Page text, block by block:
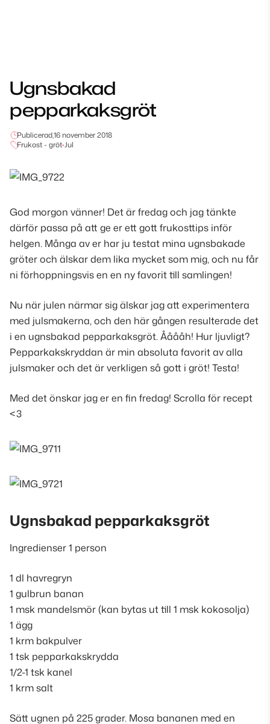
Ugnsbakad
pepparkaksgröt
Publicerad,16 november 2018
Frukost - gröt•Jul
God morgon vänner! Det är fredag och jag tänkte
därför passa på att ge er ett gott frukosttips inför
helgen. Många av er har ju testat mina ugnsbakade
gröter och älskar dem lika mycket som mig, och nu får
ni förhoppningsvis en en ny favorit till samlingen!
Nu när julen närmar sig älskar jag att experimentera
med julsmakerna, och den här gången resulterade det
i en ugnsbakad pepparkaksgröt. Ååååh! Hur ljuvligt?
Pepparkakskryddan är min absoluta favorit av alla
julsmaker och det är verkligen så gott i gröt! Testa!
Med det önskar jag er en fin fredag! Scrolla för recept
<3
Ugnsbakad pepparkaksgröt
Ingredienser 1 person
1 dl havregryn
1 gulbrun banan
1 msk mandelsmör (kan bytas ut till 1 msk kokosolja)
1 ägg
1 krm bakpulver
1 tsk pepparkakskrydda
1/2-1 tsk kanel
1 krm salt
Sätt ugnen på 225 grader. Mosa bananen med en